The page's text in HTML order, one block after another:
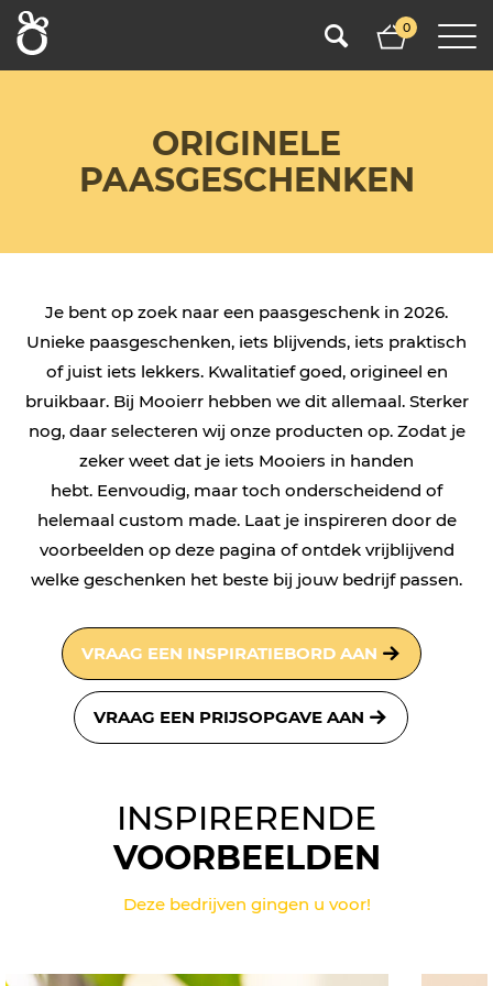
0
ORIGINELE
PAASGESCHENKEN
Je bent op zoek naar een paasgeschenk in 2026.
Unieke paasgeschenken, iets blijvends, iets praktisch
of juist iets lekkers. Kwalitatief goed, origineel en
bruikbaar. Bij Mooierr hebben we dit allemaal. Sterker
nog, daar selecteren wij onze producten op. Zodat je
zeker weet dat je iets Mooiers in handen
hebt. Eenvoudig, maar toch onderscheidend of
helemaal custom made. Laat je inspireren door de
voorbeelden op deze pagina of ontdek vrijblijvend
welke geschenken het beste bij jouw bedrijf passen.
VRAAG EEN INSPIRATIEBORD AAN
VRAAG EEN PRIJSOPGAVE AAN
INSPIRERENDE
VOORBEELDEN
Deze bedrijven gingen u voor!